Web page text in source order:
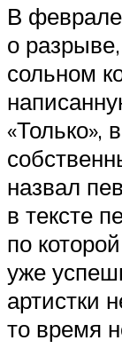
В
о
сольном
«‎Только»‎‎,
назвал
в тексте
по
уже
артистки
то время